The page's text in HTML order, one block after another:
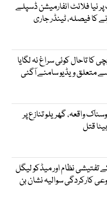
نیا فلائٹ انفارمیشن ڈسپلے
فیصلہ، ٹینڈر جاری
کا تاحال کوئی سراغ نہ لگایا
متعلق ویڈیو سامنے آگئی
واقعہ، گھریلو تنازع پر
قتل
تفتیشی نظام اور میڈکو لیگل
کارکردگی سوالیہ نشان بن